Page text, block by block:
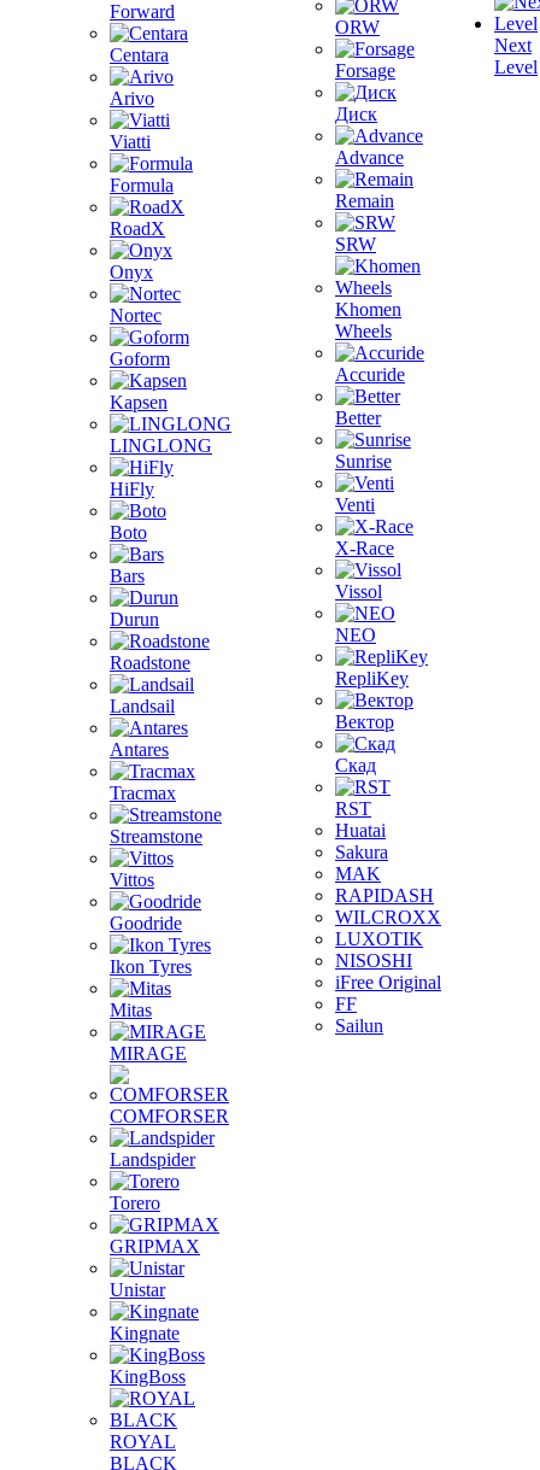
Forward
Centara
Arivo
Viatti
Formula
RoadX
Onyx
Nortec
Goform
Kapsen
LINGLONG
HiFly
Boto
Bars
Durun
Roadstone
Landsail
Antares
Tracmax
Streamstone
Vittos
Goodride
Ikon Tyres
Mitas
MIRAGE
COMFORSER
Landspider
Torero
GRIPMAX
Unistar
Kingnate
KingBoss
ROYAL
BLACK
ORW
Forsage
Диск
Advance
Remain
SRW
Khomen
Wheels
Accuride
Better
Sunrise
Venti
X-Race
Vissol
NEO
RepliKey
Вектор
Скад
RST
Huatai
Sakura
MAK
RAPIDASH
WILCROXX
LUXOTIK
NISOSHI
iFree Original
FF
Sailun
Next
Level